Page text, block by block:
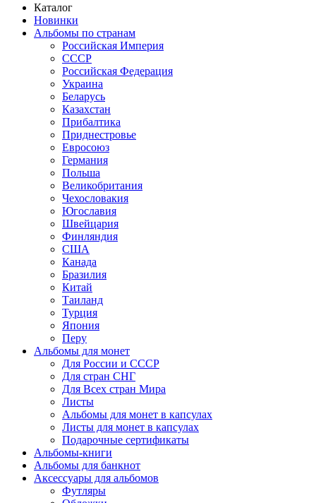
Каталог
Новинки
Альбомы по странам
Российская Империя
СССР
Российская Федерация
Украина
Беларусь
Казахстан
Прибалтика
Приднестровье
Евросоюз
Германия
Польша
Великобритания
Чехословакия
Югославия
Швейцария
Финляндия
США
Канада
Бразилия
Китай
Таиланд
Турция
Япония
Перу
Альбомы для монет
Для России и СССР
Для стран СНГ
Для Всех стран Мира
Листы
Альбомы для монет в капсулах
Листы для монет в капсулах
Подарочные сертификаты
Альбомы-книги
Альбомы для банкнот
Аксессуары для альбомов
Футляры